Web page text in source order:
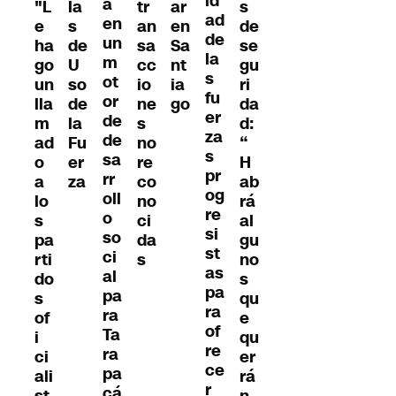
"L
e
ha
go
un
lla
m
ad
o
a
lo
s
pa
rti
do
s
of
i
ci
ali
la
s
de
U
so
de
la
Fu
er
za
en
un
m
ot
or
de
de
sa
rr
oll
o
so
ci
al
pa
ra
Ta
ra
pa
tr
an
sa
cc
io
ne
s
no
re
co
no
ci
da
s
ar
en
Sa
nt
ia
go
ad
de
la
s
fu
er
za
s
pr
og
re
si
st
as
pa
ra
of
re
ce
r
s
de
se
gu
ri
da
d:
“
H
ab
rá
al
gu
no
s
qu
e
qu
er
rá